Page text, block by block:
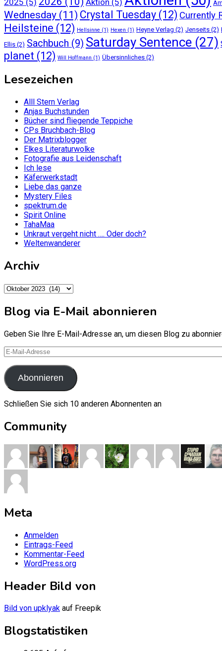
Wednesday (11) Crystal Tuesday (12) Currently
Heilsteine (12) Hellsinne (1) Hexen (1) Heyne Verlag (2) Jenseits (2)
Ellis (2) Sachbuch (9) Saturday Sentence (27)
planet (12) Will Hoffmann (1) Übersinnliches (2)
Lesezeichen
Alll Stern Verlag
Anjas Buchstunden
Bücher sind fliegende Teppiche
CPs Bruchbach-Blog
Der Matrixblogger
Elkes Literaturwolke
Fotografie aus Leidenschaft
Ich lese
Käferwerkstadt
Liebe das ganze
Mystery Files
spektrum.de
Spirit Online
TahaMaa
Unkraut vergeht nicht …. Oder doch?
Weltenwanderer
Archiv
Archiv
Blog via E-Mail abonnieren
Geben Sie Ihre E-Mail-Adresse an, um diesen Blog zu
E-
Mail-
Adresse
Abonnieren
Schließen Sie sich 10 anderen Abonnenten an
Community
Meta
Anmelden
Eintrags-Feed
Kommentar-Feed
WordPress.org
Header Bild von
Bild von upklyak auf Freepik
Blogstatistiken